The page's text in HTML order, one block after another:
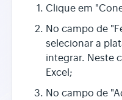
Clique em
No campo de
selecionar a
integrar. Neste
Excel;
No campo de